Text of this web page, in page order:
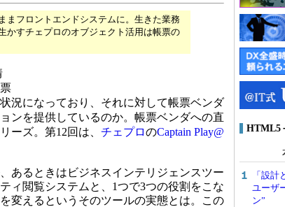
まフロントエンドシステムに。生きた業務
かすチェプロのオブジェクト活用は帳票の
況になっており、それに対して帳票ベンダ
ンを提供しているのか。帳票ベンダへの直
ーズ。第12回は、 チェプロのCaptain Play@
あるときはビジネスインテリジェンスツー
ィ閲覧システムと、1つで3つの役割をこな
変えるというそのツールの実態とは。この
HTML5
「設
ユーザ
ン”